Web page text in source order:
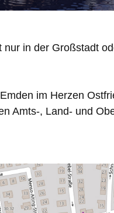
in der Großstadt
im Herzen
Amts-, Land- und